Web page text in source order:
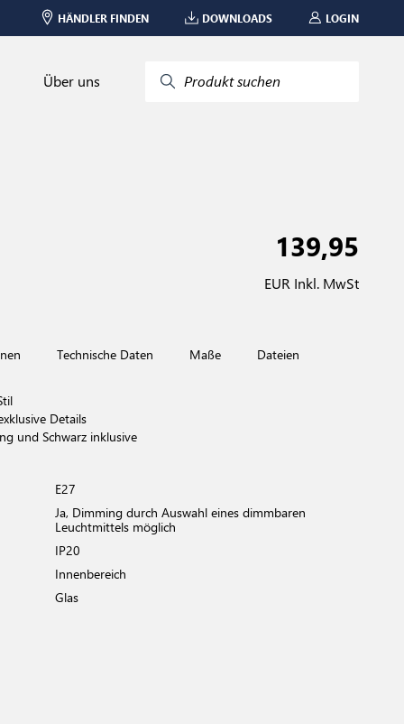
HÄNDLER FINDEN DOWNLOADS LOGIN
Über uns Produkt suchen
139,95
EUR Inkl. MwSt
Technische Daten Maße Dateien
Details
und Schwarz inklusive
E27
Ja, Dimming durch Auswahl eines dimmbaren
Leuchtmittels möglich
IP20
Innenbereich
Glas